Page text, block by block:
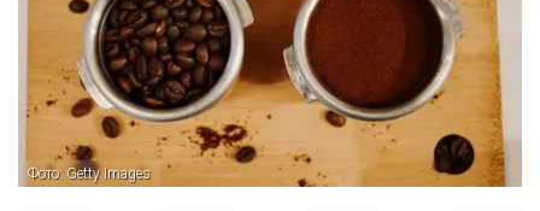
Фото: Getty Images